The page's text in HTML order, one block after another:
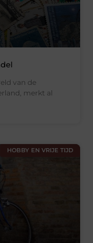
van de
merkt al
HOBBY EN VRIJE TIJD